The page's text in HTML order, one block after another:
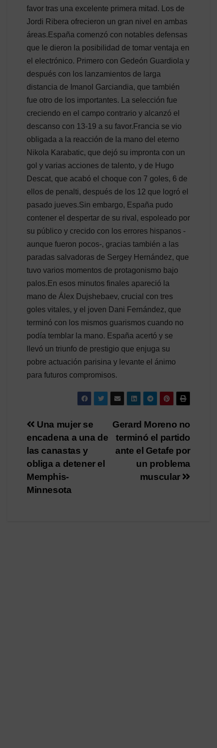
favor tras una excelente primera mitad. Los de
Jordi Ribera ofrecieron un gran nivel en ambas
áreas.España comenzó con notables defensas
que le dieron la posibilidad de tomar ventaja en
el electrónico. Primero con Gedeón Guardiola y
después con los lanzamientos de larga
distancia de Imanol Garciandia, que también
fue otro de los importantes. La selección fue
creciendo en el campo contrario y alcanzó el
descanso con 13-19 a su favor.Francia se vio
obligada a la reacción de la mano del eterno
Nikola Karabatic, que dejó su impronta con un
gol y varias acciones de talento, y de Hugo
Descat, que acabó el choque con 7 goles, 6 de
ellos de penalti, después de los 12 que logró el
pasado jueves.Sin embargo, España pudo
contener el despertar de su rival, espoleado por
su público y crecido con los errores hispanos -
aunque fueron pocos-, gracias también a las
paradas salvadoras de Sergey Hernández, que
tuvo varios momentos de protagonismo bajo
palos.En esos minutos finales apareció la
mano de Álex Dujshebaev, crucial con tres
goles vitales, y el joven Dani Fernández, que
terminó con los mismos guarismos cuando no
podía temblar la mano. España acertó y se
llevó un triunfo de prestigio que enjuga su
pobre actuación parisina y levante el ánimo
para futuros compromisos.
Navegación
de
entradas
Gerard Moreno no
terminó el partido
ante el Getafe por
un problema
muscular
Una mujer se
encadena a una de
las canastas y
obliga a detener el
Memphis-
Minnesota